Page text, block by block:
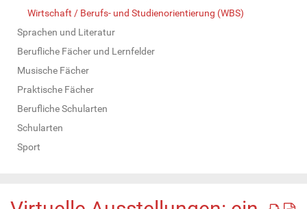
Wirtschaft / Berufs- und Studienorientierung (WBS)
Sprachen und Literatur
Berufliche Fächer und Lernfelder
Musische Fächer
Praktische Fächer
Berufliche Schularten
Schularten
Sport